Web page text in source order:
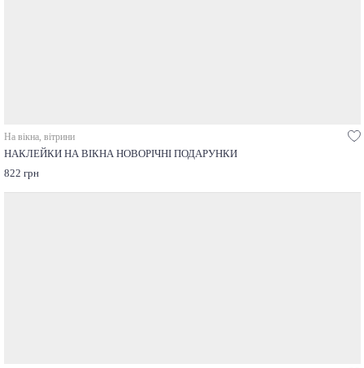
На вікна, вітрини
НАКЛЕЙКИ НА ВІКНА НОВОРІЧНІ ПОДАРУНКИ
822 грн